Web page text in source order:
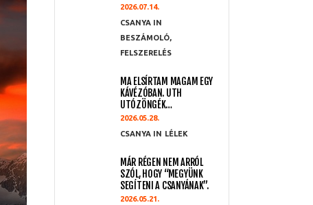
2026.07.14.
CSANYA
BESZÁMOLÓ,
FELSZERELÉS
MA ELSÍRTAM MAGAM EGY
KÁVÉZÓBAN. UTH
UTÓZÖNGÉK…
2026.05.28.
CSANYA
LÉLEK
MÁR RÉGEN NEM ARRÓL
SZÓL, HOGY “MEGYÜNK
SEGÍTENI A CSANYÁNAK”.
2026.05.21.